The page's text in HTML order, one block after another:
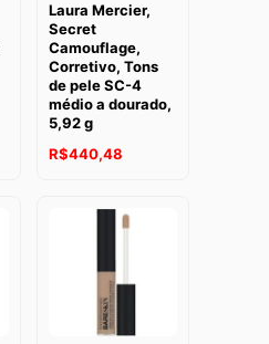
Laura Mercier,
Secret
Camouflage,
Corretivo, Tons
de pele SC-4
médio a dourado,
5,92 g
R$440,48